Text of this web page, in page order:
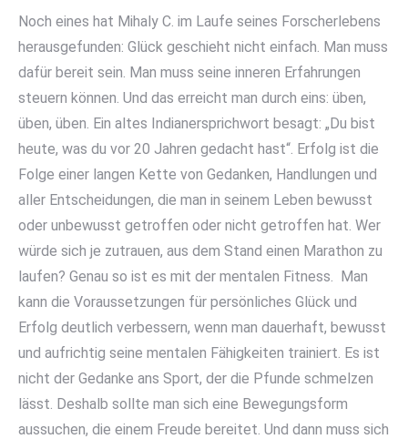
Noch eines hat Mihaly C. im Laufe seines Forscherlebens
herausgefunden: Glück geschieht nicht einfach. Man muss
dafür bereit sein. Man muss seine inneren Erfahrungen
steuern können. Und das erreicht man durch eins: üben,
üben, üben. Ein altes Indianersprichwort besagt: „Du bist
heute, was du vor 20 Jahren gedacht hast“. Erfolg ist die
Folge einer langen Kette von Gedanken, Handlungen und
aller Entscheidungen, die man in seinem Leben bewusst
oder unbewusst getroffen oder nicht getroffen hat. Wer
würde sich je zutrauen, aus dem Stand einen Marathon zu
laufen? Genau so ist es mit der mentalen Fitness. Man
kann die Voraussetzungen für persönliches Glück und
Erfolg deutlich verbessern, wenn man dauerhaft, bewusst
und aufrichtig seine mentalen Fähigkeiten trainiert. Es ist
nicht der Gedanke ans Sport, der die Pfunde schmelzen
lässt. Deshalb sollte man sich eine Bewegungsform
aussuchen, die einem Freude bereitet. Und dann muss sich